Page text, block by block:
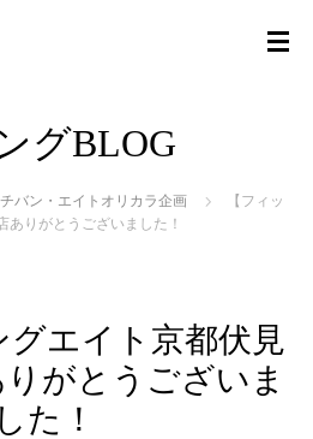
グBLOG
バン・エイトオリカラ企画
【フィッ
ありがとうございました！
グエイト京都伏見
がとうございま
した！